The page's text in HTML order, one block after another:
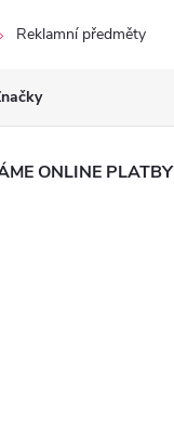
Reklamní předměty
ONLINE PLATBY